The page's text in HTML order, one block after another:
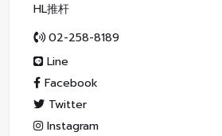
HL推杆
02-258-8189
Line
Facebook
Twitter
Instagram